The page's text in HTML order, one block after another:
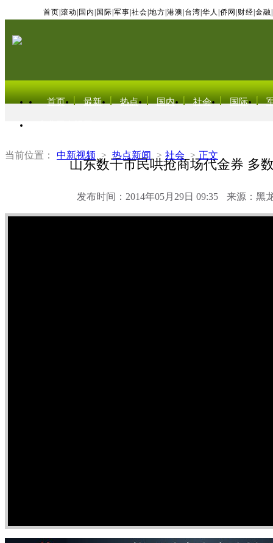
首页 滚动 国内 国际 军事 社会 地方 港澳 台湾 华人 侨网 财经 金融
首页 最新 热点 国内 社会 国际
当前位置： 中新视频 > 热点新闻 > 社会 > 正文
山东数千市民哄抢商场代金券 多
发布时间：2014年05月29日 09:35 来源：黑